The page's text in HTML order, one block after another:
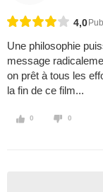
4,0
Une philosophie
message
on prêt à tous les
la fin de ce film...
0 0